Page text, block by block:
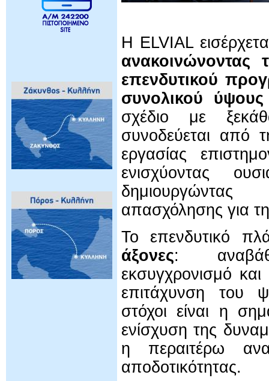
Η ELVIAL
ανακοινώνοντας
επενδυτικού
συνολικού
σχέδιο με
συνοδεύεται από
εργασίας
ενισχύοντας
δημιουργώντας
απασχόλησης για
Το επενδυτικό
άξονες:
εκσυγχρονισμό
επιτάχυνση του
στόχοι είναι η
ενίσχυση της
η περαιτέρω
αποδοτικότητας.